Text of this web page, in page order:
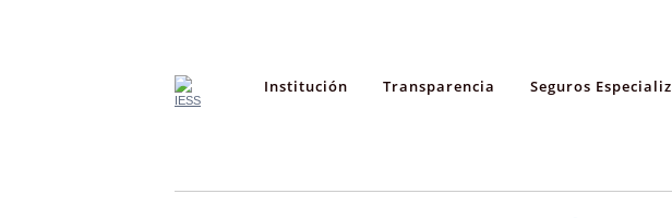
Institución Transparencia Seguros